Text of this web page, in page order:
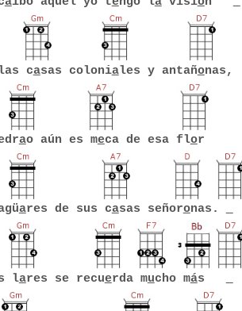
casas coloniales y antañonas,
ao aún es meca de esa flor
ares de sus casas señoronas.
lares se recuerda mucho más